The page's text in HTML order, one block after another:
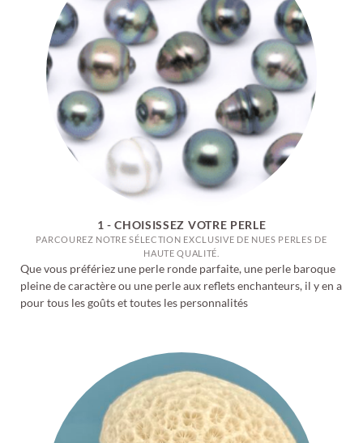
1 - CHOISISSEZ VOTRE PERLE
PARCOUREZ NOTRE SÉLECTION EXCLUSIVE DE NUES PERLES DE
HAUTE QUALITÉ.
Que vous préfériez une perle ronde parfaite, une perle baroque
pleine de caractère ou une perle aux reflets enchanteurs, il y en a
pour tous les goûts et toutes les personnalités